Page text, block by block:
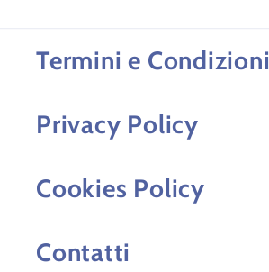
Termini e Condizioni
Privacy Policy
Cookies Policy
Contatti